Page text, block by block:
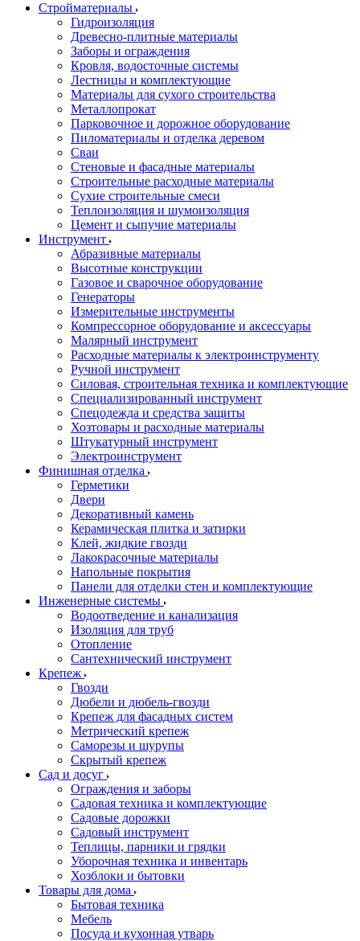
Стройматериалы
Гидроизоляция
Древесно-плитные материалы
Заборы и ограждения
Кровля, водосточные системы
Лестницы и комплектующие
Материалы для сухого строительства
Металлопрокат
Парковочное и дорожное оборудование
Пиломатериалы и отделка деревом
Сваи
Стеновые и фасадные материалы
Строительные расходные материалы
Сухие строительные смеси
Теплоизоляция и шумоизоляция
Цемент и сыпучие материалы
Инструмент
Абразивные материалы
Высотные конструкции
Газовое и сварочное оборудование
Генераторы
Измерительные инструменты
Компрессорное оборудование и аксессуары
Малярный инструмент
Расходные материалы к электроинструменту
Ручной инструмент
Силовая, строительная техника и комплектующие
Специализированный инструмент
Спецодежда и средства защиты
Хозтовары и расходные материалы
Штукатурный инструмент
Электроинструмент
Финишная отделка
Герметики
Двери
Декоративный камень
Керамическая плитка и затирки
Клей, жидкие гвозди
Лакокрасочные материалы
Напольные покрытия
Панели для отделки стен и комплектующие
Инженерные системы
Водоотведение и канализация
Изоляция для труб
Отопление
Сантехнический инструмент
Крепеж
Гвозди
Дюбели и дюбель-гвозди
Крепеж для фасадных систем
Метрический крепеж
Саморезы и шурупы
Скрытый крепеж
Сад и досуг
Ограждения и заборы
Садовая техника и комплектующие
Садовые дорожки
Садовый инструмент
Теплицы, парники и грядки
Уборочная техника и инвентарь
Хозблоки и бытовки
Товары для дома
Бытовая техника
Мебель
Посуда и кухонная утварь